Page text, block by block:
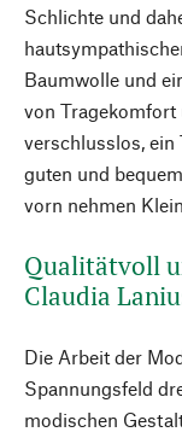
Schlichte und
Baumwolle und
von Tragekomfort
verschlusslos,
guten und
vorn nehmen
Qualitätvoll
Claudia
Die Arbeit der
Spannungsfeld
modischen